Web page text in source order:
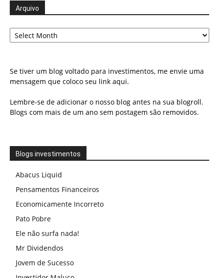
Arquivo
Arquivo
Se tiver um blog voltado para investimentos, me envie uma
mensagem que coloco seu link aqui.
Lembre-se de adicionar o nosso blog antes na sua blogroll.
Blogs com mais de um ano sem postagem são removidos.
Blogs investimentos
Abacus Liquid
Pensamentos Financeiros
Economicamente Incorreto
Pato Pobre
Ele não surfa nada!
Mr Dividendos
Jovem de Sucesso